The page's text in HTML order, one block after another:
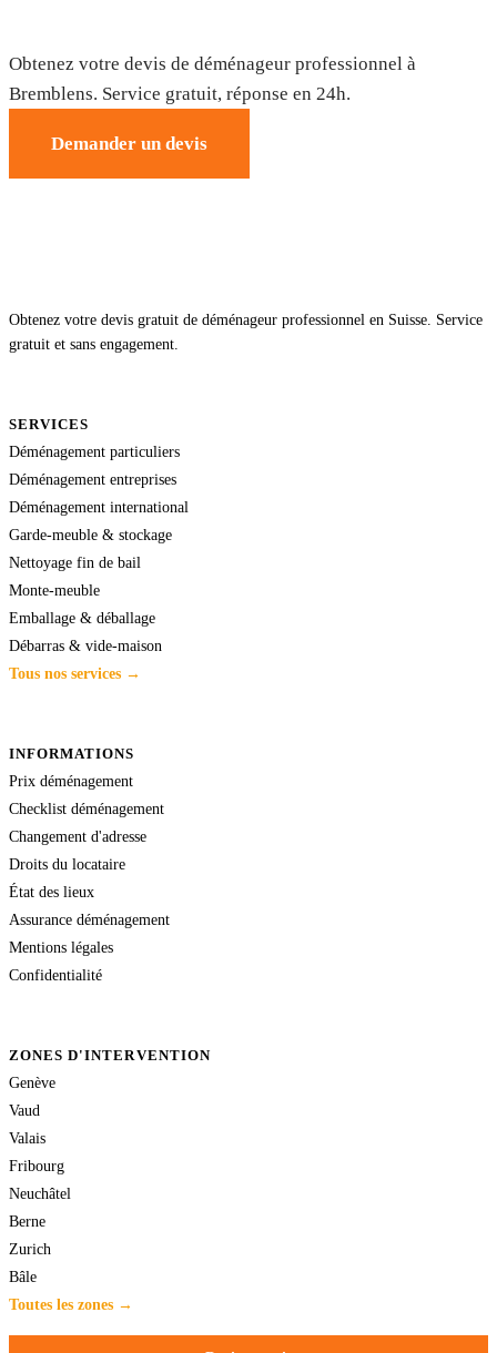
Obtenez votre devis de déménageur professionnel à
Bremblens. Service gratuit, réponse en 24h.
Demander un devis
Obtenez votre devis gratuit de déménageur professionnel en Suisse. Service
gratuit et sans engagement.
SERVICES
Déménagement particuliers
Déménagement entreprises
Déménagement international
Garde-meuble & stockage
Nettoyage fin de bail
Monte-meuble
Emballage & déballage
Débarras & vide-maison
Tous nos services →
INFORMATIONS
Prix déménagement
Checklist déménagement
Changement d'adresse
Droits du locataire
État des lieux
Assurance déménagement
Mentions légales
Confidentialité
ZONES D'INTERVENTION
Genève
Vaud
Valais
Fribourg
Neuchâtel
Berne
Zurich
Bâle
Toutes les zones →